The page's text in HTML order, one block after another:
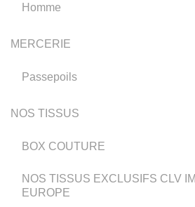
Homme
MERCERIE
Passepoils
NOS TISSUS
BOX COUTURE
NOS TISSUS EXCLUSIFS CLV
EUROPE